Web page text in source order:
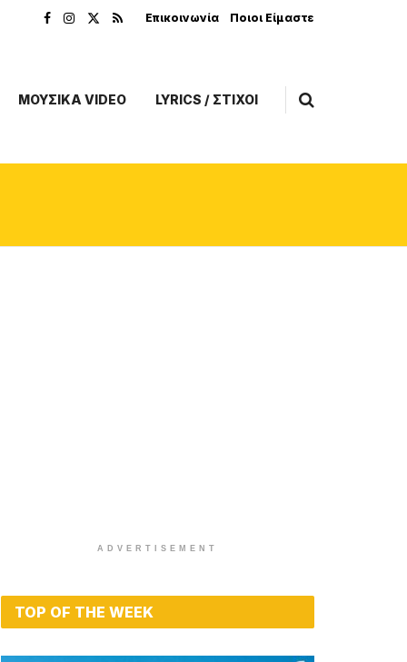
Επικοινωνία Ποιοι Είμαστε
ΜΟΥΣΙΚΑ VIDEO LYRICS / ΣΤΙΧΟΙ
ADVERTISEMENT
TOP OF THE WEEK